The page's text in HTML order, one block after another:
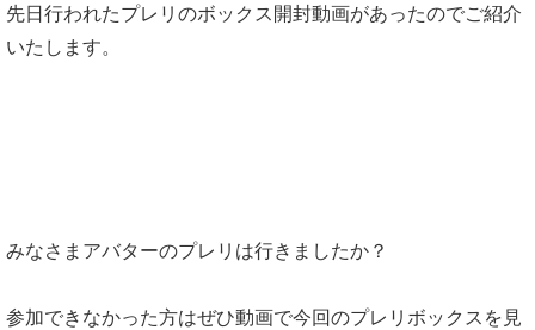
先日行われたプレリのボックス開封動画があったのでご紹介
いたします。
みなさまアバターのプレリは行きましたか？
参加できなかった方はぜひ動画で今回のプレリボックスを見